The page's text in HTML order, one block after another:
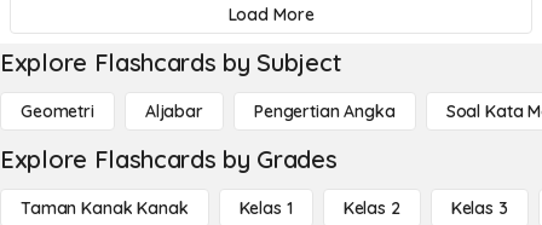
Load More
Explore Flashcards by Subject
Geometri Aljabar Pengertian Angka Soal Kata
Explore Flashcards by Grades
Taman Kanak Kanak Kelas 1 Kelas 2 Kelas 3